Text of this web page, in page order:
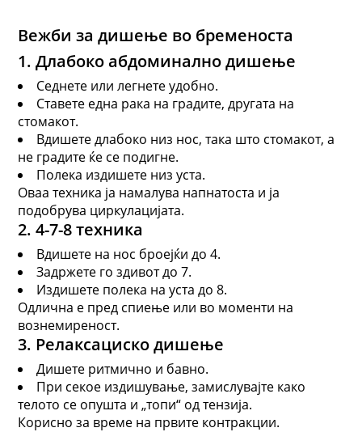
Вежби за дишење во бременоста
1. Длабоко абдоминално дишење
Седнете или легнете удобно.
Ставете една рака на градите, другата на
стомакот.
Вдишете длабоко низ нос, така што стомакот, а
не градите ќе се подигне.
Полека издишете низ уста.
Оваа техника ја намалува напнатоста и ја
подобрува циркулацијата.
2. 4-7-8 техника
Вдишете на нос броејќи до 4.
Задржете го здивот до 7.
Издишете полека на уста до 8.
Одлична е пред спиење или во моменти на
вознемиреност.
3. Релаксациско дишење
Дишете ритмично и бавно.
При секое издишување, замислувајте како
телото се опушта и „топи“ од тензија.
Корисно за време на првите контракции.